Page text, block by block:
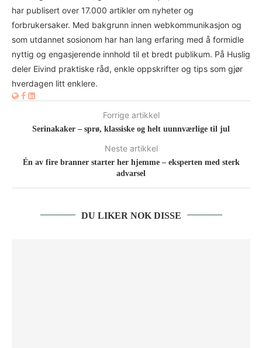
har publisert over 17.000 artikler om nyheter og
forbrukersaker. Med bakgrunn innen webkommunikasjon og
som utdannet sosionom har han lang erfaring med å formidle
nyttig og engasjerende innhold til et bredt publikum. På Huslig
deler Eivind praktiske råd, enkle oppskrifter og tips som gjør
hverdagen litt enklere.
Forrige artikkel
Serinakaker – sprø, klassiske og helt uunnværlige til jul
Neste artikkel
Én av fire branner starter her hjemme – eksperten med sterk
advarsel
DU LIKER NOK DISSE